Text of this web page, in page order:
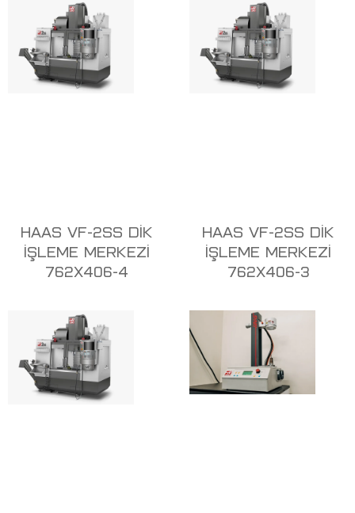
HAAS VF-2SS DİK
İŞLEME MERKEZİ
762X406-4
HAAS VF-2SS DİK
İŞLEME MERKEZİ
762X406-3